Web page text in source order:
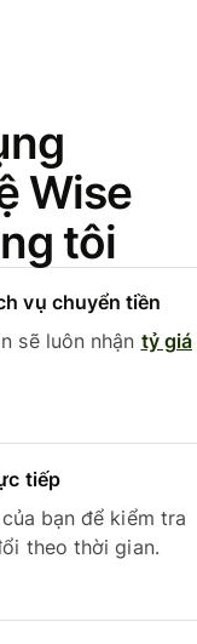
Wise
tôi
vụ chuyển tiền
sẽ luôn nhận tỷ giá
tiếp
bạn để kiểm tra
theo thời gian.